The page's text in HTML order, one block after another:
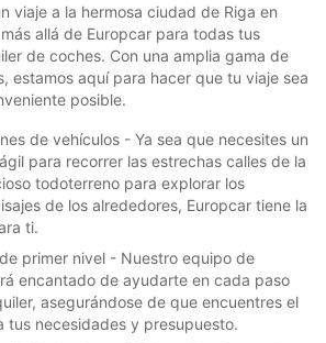
viaje a la hermosa ciudad de Riga en
allá de Europcar para todas tus
de coches. Con una amplia gama de
estamos aquí para hacer que tu viaje sea
posible.
de vehículos - Ya sea que necesites un
para recorrer las estrechas calles de la
todoterreno para explorar los
de los alrededores, Europcar tiene la
ti.
primer nivel - Nuestro equipo de
encantado de ayudarte en cada paso
asegurándose de que encuentres el
tus necesidades y presupuesto.